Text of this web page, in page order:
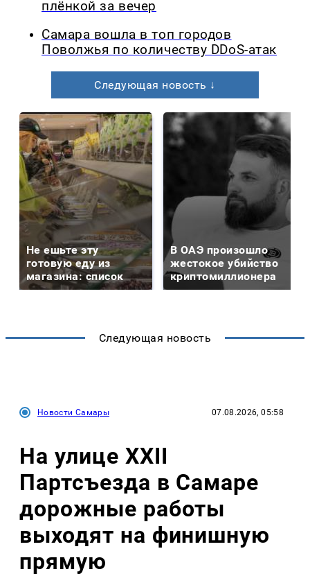
плёнкой за вечер
Самара вошла в топ городов
Поволжья по количеству DDoS-атак
Следующая новость ↓
Не ешьте эту
готовую еду из
магазина: список
В ОАЭ произошло
жестокое убийство
криптомиллионера
Следующая новость
Новости Самары 07.08.2026, 05:58
На улице XXII
Партсъезда в Самаре
дорожные работы
выходят на финишную
прямую